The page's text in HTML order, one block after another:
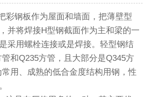
彩钢板作为屋面和墙面，把薄壁型
并将焊接H型钢截面作为主和梁的一
采用螺栓连接或是焊接。轻型钢结
管和Q235方管 ，且大部分是Q345方
用、成熟的低合金度结构用钢，性